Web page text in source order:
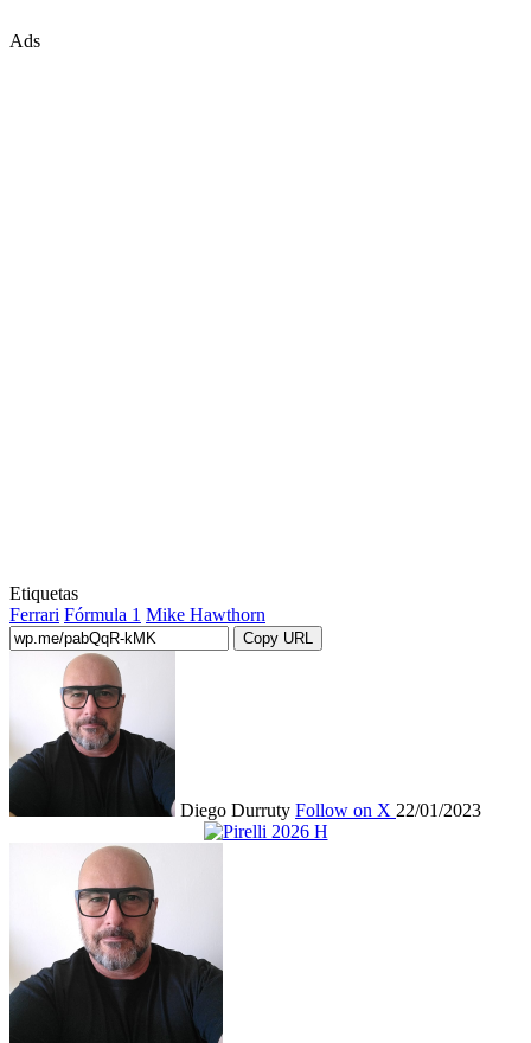
Ads
Etiquetas
Ferrari Fórmula 1 Mike Hawthorn
Copy URL
Diego Durruty Follow on X 22/01/2023